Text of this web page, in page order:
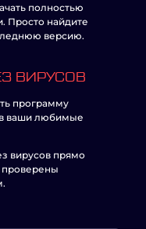
полностью
Просто найдите
версию.
ВИРУСОВ
программу
в ваши любимые
вирусов прямо
проверены